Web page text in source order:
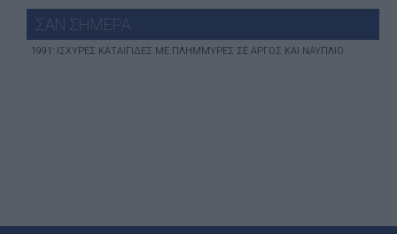
ΣΑΝ ΣHΜΕΡΑ
1991: ΙΣΧΥΡΈΣ ΚΑΤΑΙΓΊΔΕΣ ΜΕ ΠΛΗΜΜΎΡΕΣ ΣΕ ΑΡΓΟΣ ΚΑΙ ΝΑΎΠΛΙΟ.